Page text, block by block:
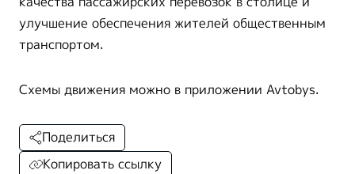
улучшение обеспечения жителей общественным
транспортом.
Схемы движения можно в приложении Avtobys.
Поделиться
Копировать ссылку